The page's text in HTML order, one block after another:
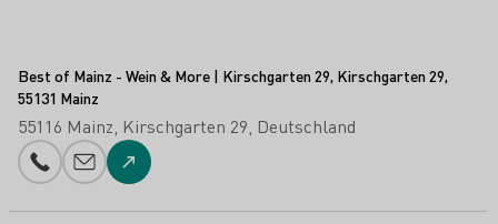
Best of Mainz - Wein & More | Kirschgarten 29, Kirschgarten 29,
55131 Mainz
55116 Mainz Kirschgarten 29 Deutschland
Telefonnummer
E-Mail-Adresse
Zur Website